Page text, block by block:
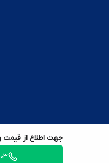
جهت اطلاع از